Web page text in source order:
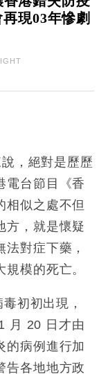
單日斥6.28萬億
認部分彈藥庫存緊
美元押注未上市公
證金」 43歲女子
城亞洲CEO蔡德
勝預期 貿易順
單日斥6.28萬億
現03年慘劇
，絕對是歷歷
電台節目《香
相似之處不但
方，就是懷疑
對症下藥，
模的死亡。
初初出現，
月 20 日才由
的病例進行加
告各地地方政